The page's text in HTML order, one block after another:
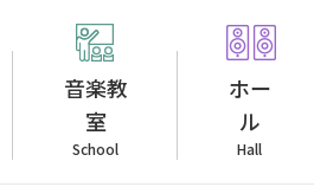
音楽教
室
School
ホー
ル
Hall